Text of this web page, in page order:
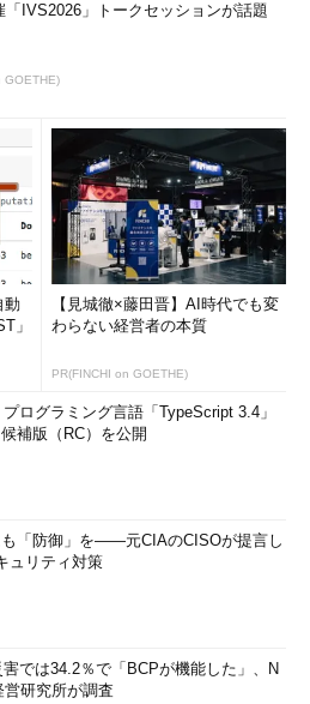
「IVS2026」トークセッションが話題
GOETHE)
動
」
【見城徹×藤田晋】AI時代でも変
わらない経営者の本質
PR(FINCHI on GOETHE)
ログラミング言語「TypeScript 3.4」
補版（RC）を公開
「防御」を――元CIAのCISOが提言し
ュリティ対策
では34.2％で「BCPが機能した」、N
研究所が調査